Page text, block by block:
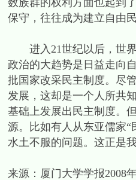
数族群的权利方面也起到
保守，往往成为建立自由
进入21世纪以后，世界
政治的大趋势是日益走向
批国家改采民主制度。尽
发展，这却是一个人所共
基础上发展出民主制度。
源。比如有人从东亚儒家
水土不服的问题。这正
来源：厦门大学学报2008